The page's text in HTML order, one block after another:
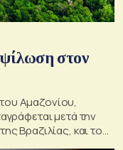
στον
Αμαζονίου,
μετά την
Βραζιλίας, και του